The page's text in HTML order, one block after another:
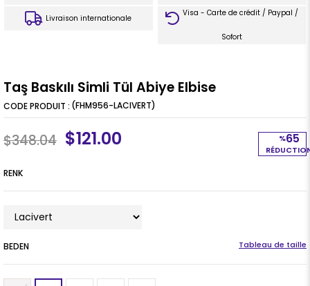
Livraison internationale
Visa - Carte de crédit / Paypal /
Sofort
Taş Baskılı Simli Tül Abiye Elbise
(FHM956-LACIVERT)
%65
$348.04 $121.00
RENK
BEDEN